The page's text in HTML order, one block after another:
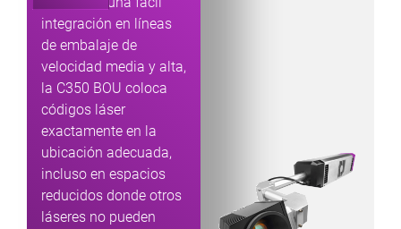
integración en líneas
de embalaje de
velocidad media y alta,
la C350 BOU coloca
códigos láser
exactamente en la
ubicación adecuada,
incluso en espacios
reducidos donde otros
láseres no pueden